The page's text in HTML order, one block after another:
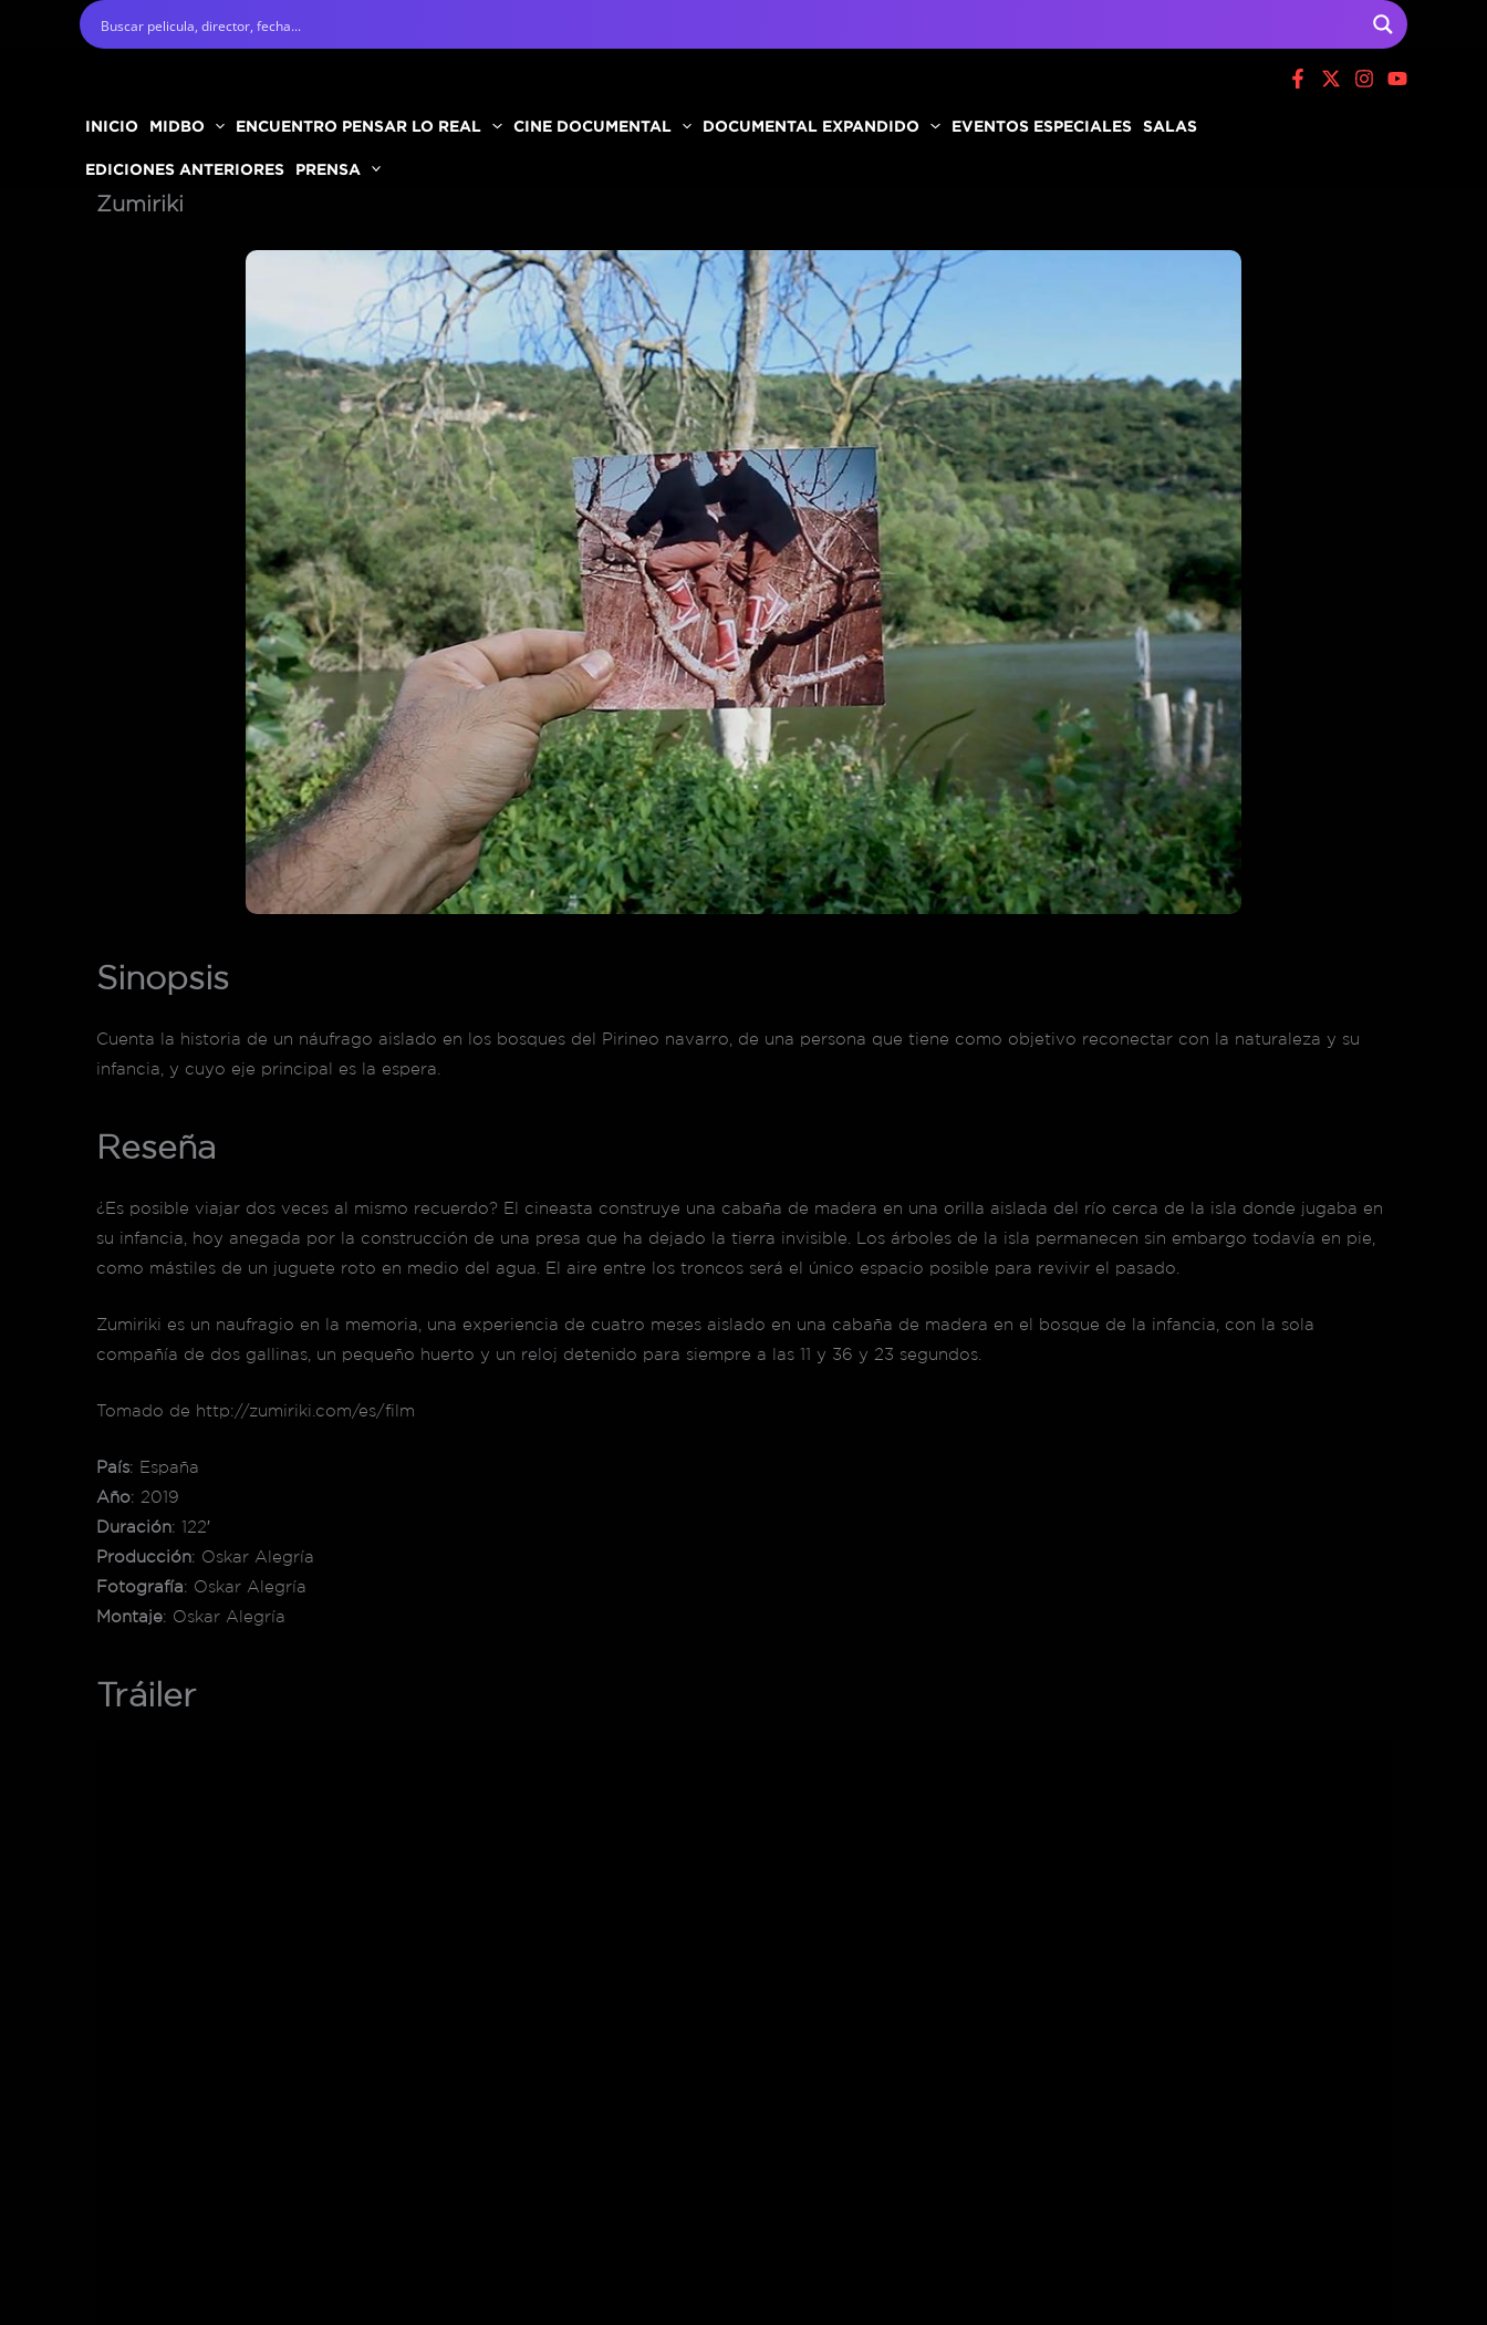
INICIO MIDBO ENCUENTRO PENSAR LO REAL CINE DOCUMENTAL DOCUMENTAL EXPANDIDO EVENTOS ESPECIALES SALAS
EDICIONES ANTERIORES PRENSA
Zumiriki
Sinopsis
Cuenta la historia de un náufrago aislado en los bosques del Pirineo navarro, de una persona que tiene como objetivo reconectar con la naturaleza y su
infancia, y cuyo eje principal es la espera.
Reseña
¿Es posible viajar dos veces al mismo recuerdo? El cineasta construye una cabaña de madera en una orilla aislada del río cerca de la isla donde jugaba en
su infancia, hoy anegada por la construcción de una presa que ha dejado la tierra invisible. Los árboles de la isla permanecen sin embargo todavía en pie,
como mástiles de un juguete roto en medio del agua. El aire entre los troncos será el único espacio posible para revivir el pasado.
Zumiriki es un naufragio en la memoria, una experiencia de cuatro meses aislado en una cabaña de madera en el bosque de la infancia, con la sola
compañía de dos gallinas, un pequeño huerto y un reloj detenido para siempre a las 11 y 36 y 23 segundos.
Tomado de http://zumiriki.com/es/film
País: España
Año: 2019
Duración: 122′
Producción: Oskar Alegría
Fotografía: Oskar Alegría
Montaje: Oskar Alegría
Tráiler